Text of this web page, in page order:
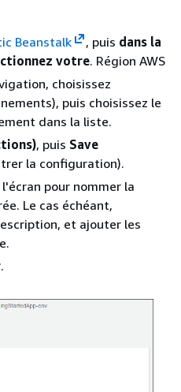
Beanstalk , puis dans la
votre. Région AWS
choisissez
puis choisissez le
dans la liste.
, puis Save
la configuration).
pour nommer la
Le cas échéant,
et ajouter les
.